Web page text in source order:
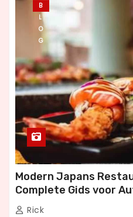
B
L
O
G
Modern Japans
Complete Gids voor
Dineren
Rick